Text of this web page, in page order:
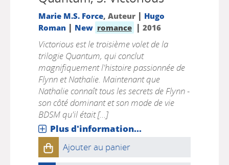
Marie M.S. Force, Auteur | Hugo
Roman | New romance | 2016
Victorious est le troisième volet de la
trilogie Quantum, qui conclut
magnifiquement l'histoire passionnée de
Flynn et Nathalie. Maintenant que
Nathalie connaît tous les secrets de Flynn -
son côté dominant et son mode de vie
BDSM qu'il était [...]
Plus d'information...
Ajouter au panier